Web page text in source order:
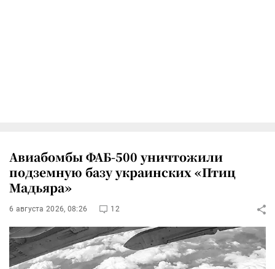
Авиабомбы ФАБ-500 уничтожили
подземную базу украинских «Птиц
Мадьяра»
6 августа 2026, 08:26 12